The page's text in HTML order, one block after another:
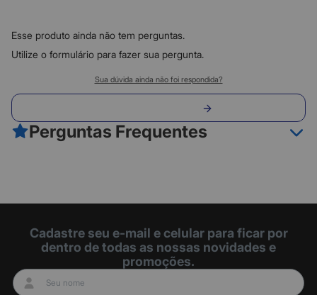
1
0
Esse produto ainda não tem perguntas.
Utilize o formulário para fazer sua pergunta.
Sua dúvida ainda não foi respondida?
Perguntas Frequentes
Cadastre seu e-mail e celular para ficar por
dentro de todas as nossas novidades e
promoções.